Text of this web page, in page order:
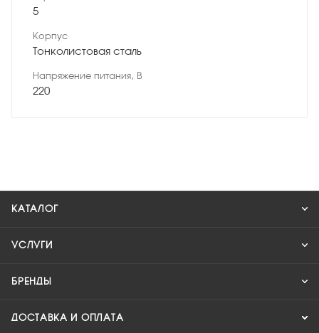
5
Корпус
Тонколистовая сталь
Напряжение питания, В
220
КАТАЛОГ
УСЛУГИ
БРЕНДЫ
ДОСТАВКА И ОПЛАТА